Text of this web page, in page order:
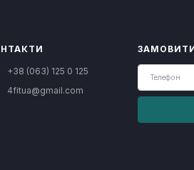
+38 (063) 125 0 125
4fitua@gmail.com